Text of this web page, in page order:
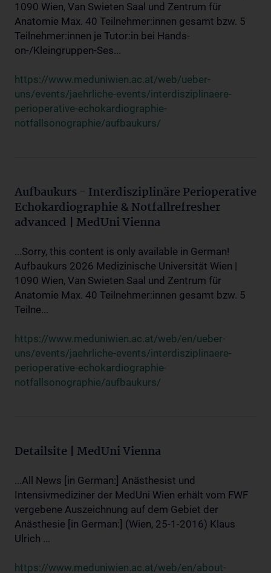
1090 Wien, Van Swieten Saal und Zentrum für
Anatomie Max. 40 Teilnehmer:innen gesamt bzw. 5
Teilnehmer:innen je Tutor:in bei Hands-
on-/Kleingruppen-Ses...
https://www.meduniwien.ac.at/web/ueber-
uns/events/jaehrliche-events/interdisziplinaere-
perioperative-echokardiographie-
notfallsonographie/aufbaukurs/
Aufbaukurs - Interdisziplinäre Perioperative
Echokardiographie & Notfallrefresher
advanced | MedUni Vienna
...Sorry, this content is only available in German!
Aufbaukurs 2026 Medizinische Universität Wien |
1090 Wien, Van Swieten Saal und Zentrum für
Anatomie Max. 40 Teilnehmer:innen gesamt bzw. 5
Teilne...
https://www.meduniwien.ac.at/web/en/ueber-
uns/events/jaehrliche-events/interdisziplinaere-
perioperative-echokardiographie-
notfallsonographie/aufbaukurs/
Detailsite | MedUni Vienna
...All News [in German:] Anästhesist und
Intensivmediziner der MedUni Wien erhält vom FWF
vergebene Auszeichnung auf dem Gebiet der
Anästhesie [in German:] (Wien, 25-1-2016) Klaus
Ulrich ...
https://www.meduniwien.ac.at/web/en/about-